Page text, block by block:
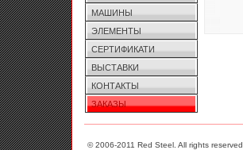
МАШИНЫ
ЭЛЕМЕНТЫ
СЕРТИФИКАТИ
ВЫСТАВКИ
КОНТАКТЫ
ЗАКАЗЫ
© 2006-2011 Red Steel. All rights reserved.